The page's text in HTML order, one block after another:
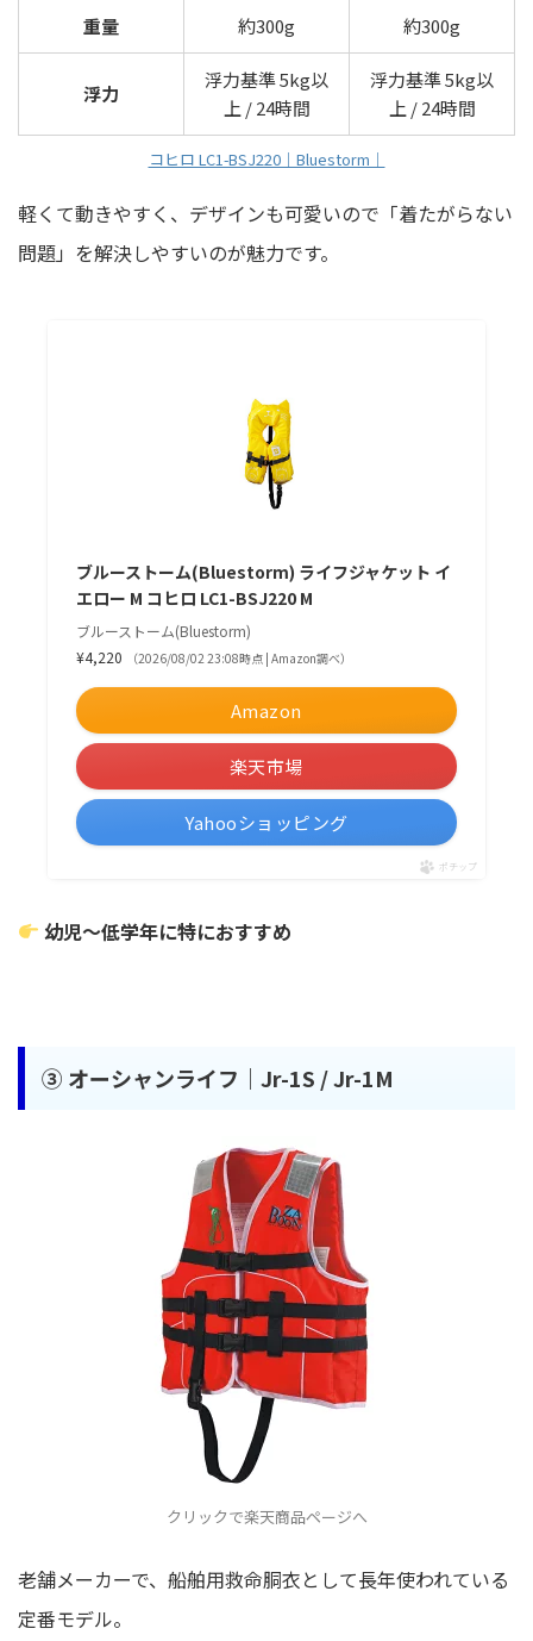
重量 約300g 約300g
浮力
浮力基準 5kg以
上 / 24時間
浮力基準 5kg以
上 / 24時間
コヒロ LC1-BSJ220｜Bluestorm｜
軽くて動きやすく、デザインも可愛いので「着たがらない
問題」を解決しやすいのが魅力です。
ブルーストーム(Bluestorm) ライフジャケット イ
エロー M コヒロ LC1-BSJ220 M
ブルーストーム(Bluestorm)
¥4,220
（2026/08/02 23:08時点 | Amazon調べ）
Amazon
楽天市場
Yahooショッピング
ポチップ
幼児〜低学年に特におすすめ
③ オーシャンライフ｜Jr-1S / Jr-1M
クリックで楽天商品ページへ
老舗メーカーで、船舶用救命胴衣として長年使われている
定番モデル。